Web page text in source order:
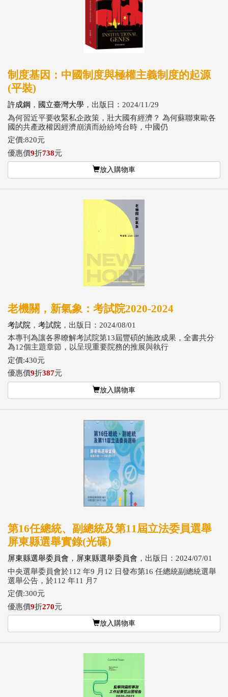
制度基因：中國制度與極權主義制度的起源
(平裝)
許成鋼 ， 國立臺灣大學 ，出版日：2024/11/29
為何習近平要收緊私企政策，壯大國有經濟？ 為何蘇聯東歐各
國的共產政權因經濟崩潰而紛紛垮台時，中國仍
定價:820元
優惠價9折738元
放入購物車
老機關，新氣象：考試院2020-2024
考試院 ， 考試院 ，出版日：2024/08/01
本專刊為讓各界瞭解考試院第13屆豐碩的施政成果，全書共分
為12個主題章節，以呈現重要院務的推展與執行
定價:430元
優惠價9折387元
放入購物車
第16任總統、副總統及第11屆立法委員選舉
屏東縣選舉實錄(光碟)
屏東縣選舉委員會 ， 屏東縣選舉委員會 ，出版日：2024/07/01
中央選舉委員會於112 年9 月12 日發布第16 任總統副總統選舉
選舉公告，於112 年11 月7
定價:300元
優惠價9折270元
放入購物車